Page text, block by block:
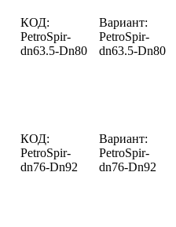
КОД:
PetroSpir-
dn63.5-Dn80
Вариант:
PetroSpir-
dn63.5-Dn80
КОД:
PetroSpir-
dn76-Dn92
Вариант:
PetroSpir-
dn76-Dn92